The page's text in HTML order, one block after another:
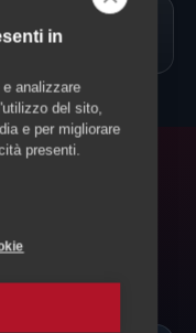
in
analizzare
del sito,
e per migliorare
presenti.